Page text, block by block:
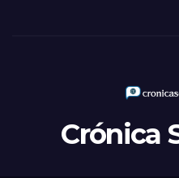
Crónica